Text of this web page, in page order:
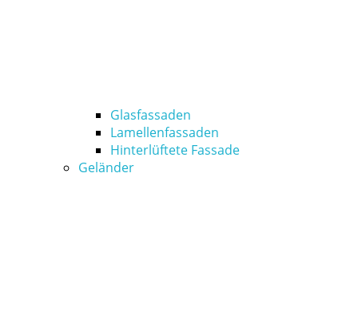
Glasfassaden
Lamellenfassaden
Hinterlüftete Fassade
Geländer